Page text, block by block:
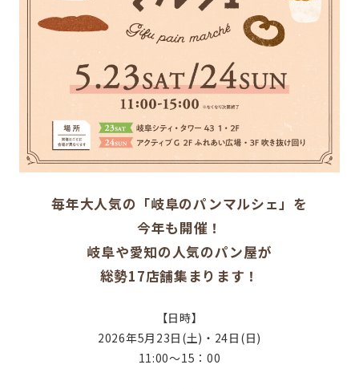
毎年大人気の「岐阜のパンマルシェ」を
今年も開催！
岐阜や愛知の人気のパン屋が
総勢17店舗集まります！
【日時】
2026年5月23日(土)・24日(日)
11:00～15：00